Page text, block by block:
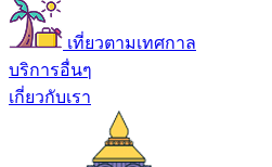
เที่ยวตามเทศกาล
บริการอื่นๆ
เกี่ยวกับเรา